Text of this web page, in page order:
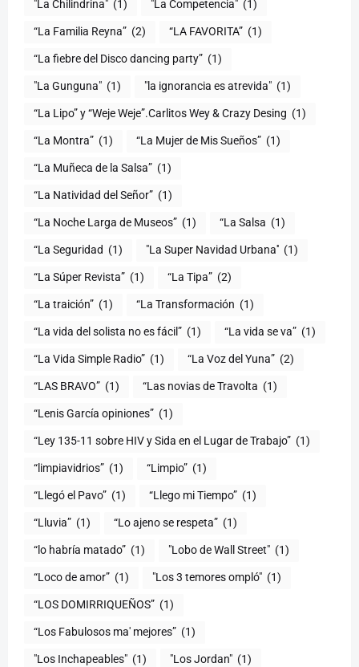
"La Chilindrina" (1) "La Competencia" (1)
“La Familia Reyna” (2) “LA FAVORITA” (1)
“La fiebre del Disco dancing party” (1)
(1) "la ignorancia es atrevida" (1)
“La Lipo” y “Weje Weje”.Carlitos Wey & Crazy Desing (1)
“La Montra” (1) “La Mujer de Mis Sueños” (1)
“La Muñeca de la Salsa” (1)
“La Natividad del Señor” (1)
“La Noche Larga de Museos” (1) “La Salsa (1)
“La Seguridad (1) "La Super Navidad Urbana'' (1)
“La Súper Revista” (1) “La Tipa” (2)
“La traición” (1) “La Transformación (1)
“La vida del solista no es fácil” (1) “La vida se va” (1)
“La Vida Simple Radio” (1) “La Voz del Yuna” (2)
“LAS BRAVO” (1) “Las novias de Travolta (1)
“Lenis García opiniones” (1)
“Ley 135-11 sobre HIV y Sida en el Lugar de Trabajo” (1)
“limpiavidrios” (1) “Limpio” (1)
“Llegó el Pavo” (1) “Llego mi Tiempo” (1)
“Lluvia” (1) “Lo ajeno se respeta” (1)
“lo habría matado” (1) "Lobo de Wall Street" (1)
“Loco de amor” (1) "Los 3 temores ompló" (1)
(1)
“Los Fabulosos ma' mejores” (1)
"Los Inchapeables" (1) "Los Jordan" (1)